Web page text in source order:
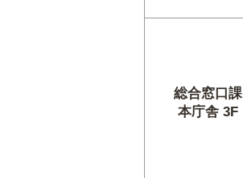
総合窓口課
本庁舎 3F